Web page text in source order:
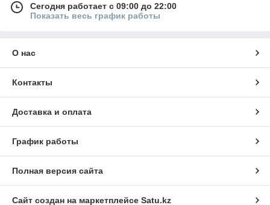
Сегодня работает с 09:00 до 22:00
Показать весь график работы
О нас
Контакты
Доставка и оплата
График работы
Полная версия сайта
Сайт создан на маркетплейсе Satu.kz